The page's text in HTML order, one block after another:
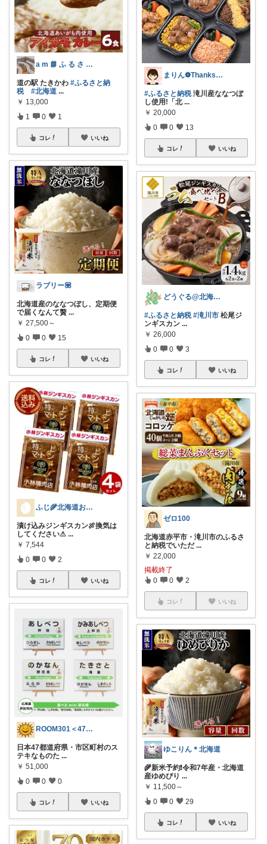
a m 📘 ふ る さ と 納 税 本
道の駅 たきかわ #ふるさと納
税
#北海道 ...
￥ 13,000
1 0 1
コレ いいね
ラブリー💟
北海道産のななつぼし、定期便
で届くなんて贅 ...
￥ 27,500～
0 0 15
コレ いいね
ふじ🌾北海道お土産大好き🌱〜
漬け込みジンギスカン🍖換気は
してください⚠ ...
￥ 7,544
0 0 2
コレ いいね
ROOM301＜47都道府県ステキ集！＞
日本47都道府県・市区町村のス
テキなものた ...
￥ 51,000
0 0 0
コレ いいね
まりん❁Thanks a lot‪ ❤︎
#ふるさと納税滝川産ななつぼ
し使用!「北 ...
￥ 20,000
0 0 13
コレ いいね
どうぐる@北海道のふるさと納税
#ふるさと納税 #滝川市 松尾ジ
ンギスカン ...
￥ 26,000
0 0 3
コレ いいね
ゼロ100
北海道赤平市・滝川市のふるさ
と納税でいただ ...
￥ 22,000
掲載終了
0 0 2
コレ いいね
ゆこりん＊北海道
🌾新米予約❗️令和7年産・北海道
産ゆめぴり ...
￥ 11,500～
0 0 29
コレ いいね